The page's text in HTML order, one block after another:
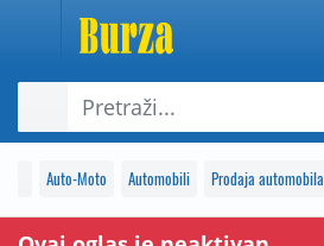
Auto-Moto Automobili Prodaja automobila